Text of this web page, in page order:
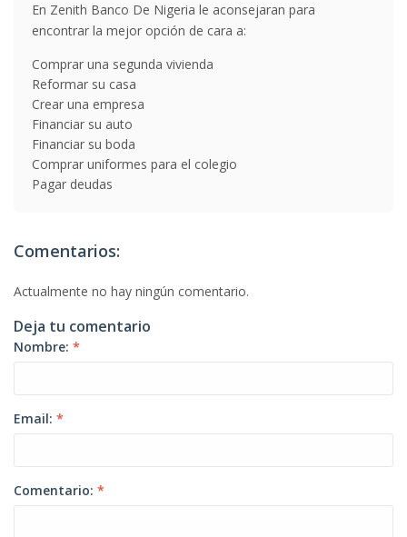
En Zenith Banco De Nigeria le aconsejaran para
encontrar la mejor opción de cara a:
Comprar una segunda vivienda
Reformar su casa
Crear una empresa
Financiar su auto
Financiar su boda
Comprar uniformes para el colegio
Pagar deudas
Comentarios:
Actualmente no hay ningún comentario.
Deja tu comentario
Nombre: *
Email: *
Comentario: *